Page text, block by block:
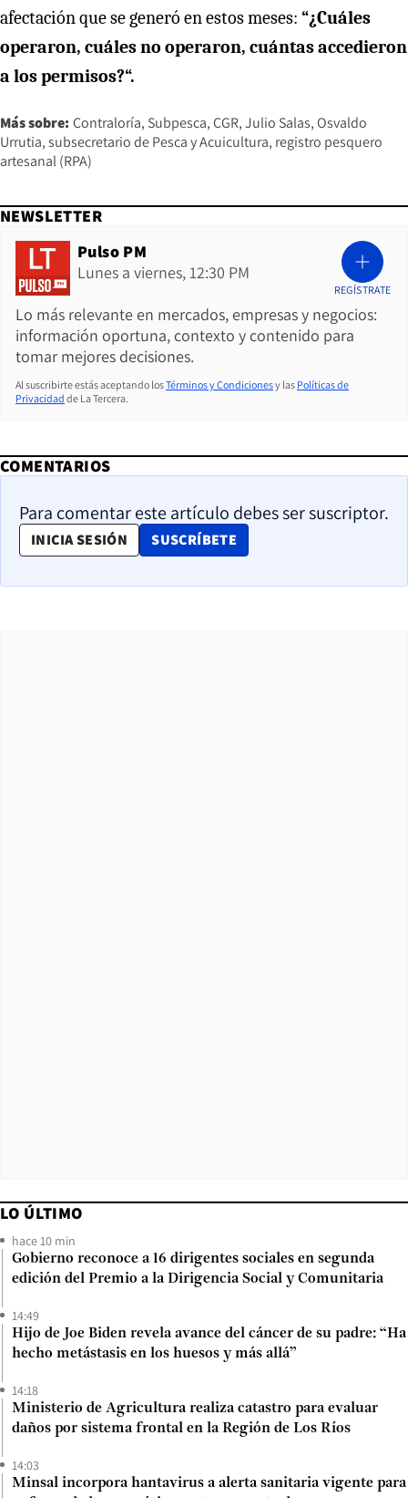
afectación que se generó en estos meses: “¿Cuáles
operaron, cuáles no operaron, cuántas accedieron
a los permisos?“.
Más sobre: Contraloría Subpesca CGR Julio Salas Osvaldo
Urrutia subsecretario de Pesca y Acuicultura registro pesquero
artesanal (RPA)
NEWSLETTER
Pulso PM
Lunes a viernes, 12:30 PM
Lo más relevante en mercados, empresas y negocios:
información oportuna, contexto y contenido para
tomar mejores decisiones.
REGÍSTRATE
Al suscribirte estás aceptando losTérminos y Condicionesy las Políticas de
Privacidad de La Tercera.
COMENTARIOS
Para comentar este artículo debes ser suscriptor.
INICIA SESIÓN SUSCRÍBETE
OPENS IN NEW WINDOW
LO ÚLTIMO
hace 10 min
Gobierno reconoce a 16 dirigentes sociales en segunda
edición del Premio a la Dirigencia Social y Comunitaria
14:49
Hijo de Joe Biden revela avance del cáncer de su padre: “Ha
hecho metástasis en los huesos y más allá”
14:18
Ministerio de Agricultura realiza catastro para evaluar
daños por sistema frontal en la Región de Los Ríos
14:03
Minsal incorpora hantavirus a alerta sanitaria vigente para